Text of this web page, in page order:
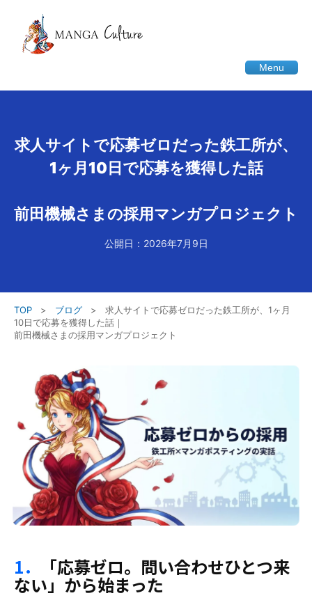
Menu
求人サイトで応募ゼロだった鉄工所が、
1ヶ月10日で応募を獲得した話
前田機械さまの採用マンガプロジェクト
公開日：2026年7月9日
TOP > ブログ >
求人サイトで応募ゼロだった鉄工所が、1ヶ月
10日で応募を獲得した話｜
前田機械さまの採用マンガプロジェクト
1． 「応募ゼロ。問い合わせひとつ来
ない」から始まった